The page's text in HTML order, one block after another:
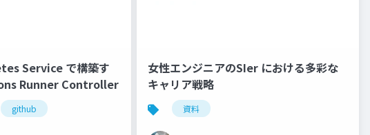
Service で構築す
Runner Controller
github
女性エンジニアのSIer における多彩な
キャリア戦略
資料